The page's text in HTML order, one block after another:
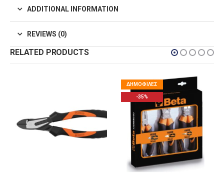
ADDITIONAL INFORMATION
REVIEWS (0)
RELATED PRODUCTS
-54%
ΠΕΝΣΑ BETA